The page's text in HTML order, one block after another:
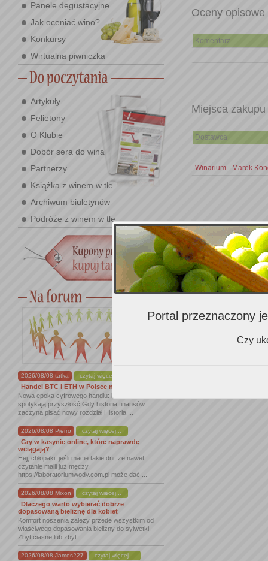
Panele degustacyjne
Jak oceniać wino?
Konkursy
Wirtualna piwniczka
Artykuły
Felietony
O Klubie
Dobór sera do wina
Partnerzy
Książka z winem w tle
Archiwum biuletynów
Podróże z winem w tle
2026/08/08 tatka czytaj więcej...
Handel BTC i ETH w Polsce na nowym ...
Nowa epoka cyfrowego handlu: kryptowaluty
spotykają przyszłość Gdy historia finansów
zaczyna pisać nowy rozdział Historia ...
2026/08/08 Pierro czytaj więcej...
Gry w kasynie online, które naprawdę
wciągają?
Hej, chłopaki, jeśli macie takie dni, że nawet
czytanie maili już męczy,
https://laboratoriumwody.com.pl może dać ...
2026/08/08 Mixon czytaj więcej...
Dlaczego warto wybierać dobrze
dopasowaną bieliznę dla kobiet
Komfort noszenia zależy przede wszystkim od
właściwego dopasowania bielizny do sylwetki.
Zbyt ciasne lub zbyt ...
2026/08/08 James227 czytaj więcej...
Oceny opisowe
Komentarz
Miejsca zakupu
Dostawca
Winarium - Marek
Portal przeznaczony
Czy